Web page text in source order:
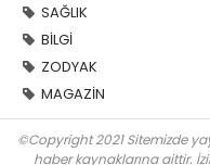
SAĞLIK
BİLGİ
ZODYAK
MAGAZİN
©Copyright 2021 Sitemizde
haber kaynaklarına aittir.